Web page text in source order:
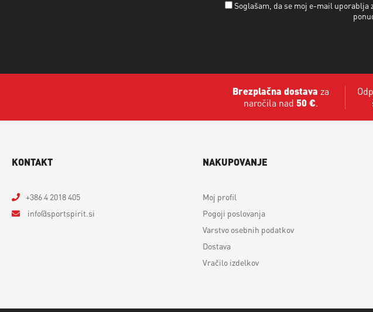
Soglašam, da se moj e-mail uporablja
Brezplačna dostava za
naročila nad 50 €.
KONTAKT
+386 4 2018 405
info
sportspirit.si
NAKUPOVANJE
Moj profil
Pogoji poslovanja
Varstvo osebnih podatkov
Dostava
Vračilo izdelkov